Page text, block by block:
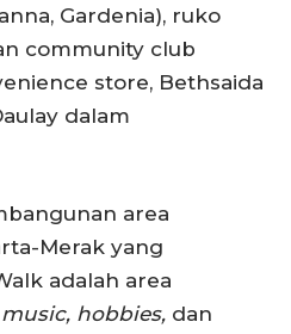
Gardenia), ruko
community club
store, Bethsaida
dalam
area
Merak yang
adalah area
hobbies, dan